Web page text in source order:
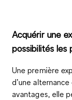
Acquérir une
possibilités les
Une première
d’une
avantages, elle